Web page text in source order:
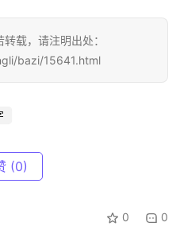
载，请注明出处：
bazi/15641.html
(0)
0 0